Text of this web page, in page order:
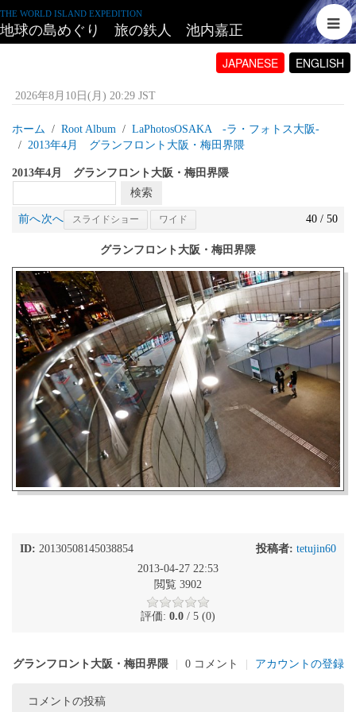
THE WORLD ISLAND EXPEDITION
地球の島めぐり 旅の鉄人 池内嘉正
JAPANESE ENGLISH
2026年8月10日(月) 20:29 JST
ホーム Root Album
LaPhotosOSAKA -ラ・フォトス大阪‐
2013年4月 グランフロント大阪・梅田界隈
2013年4月 グランフロント大阪・梅田界隈
前へ次へ スライドショー ワイド 40 / 50
グランフロント大阪・梅田界隈
ID: 20130508145038854 投稿者: tetujin60
2013-04-27 22:53
閲覧 3902
評価: 0.0 / 5 (0)
グランフロント大阪・梅田界隈 0 コメント アカウントの登録
コメントの投稿